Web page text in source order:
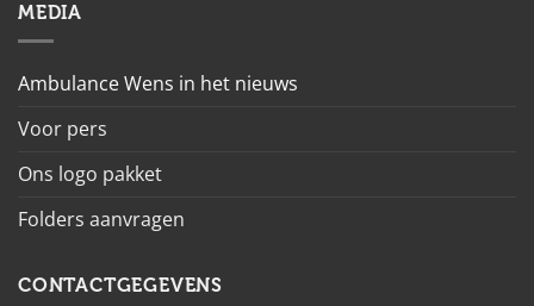
MEDIA
Ambulance Wens in het nieuws
Voor pers
Ons logo pakket
Folders aanvragen
CONTACTGEGEVENS